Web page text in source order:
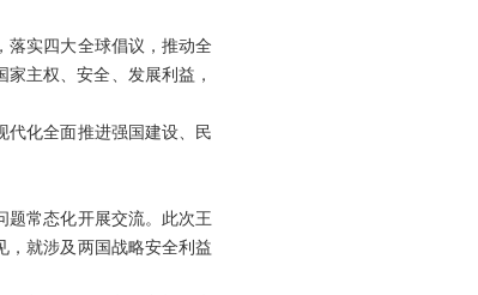
落实四大全球倡议，推动全
主权、安全、发展利益，
代化全面推进强国建设、民
题常态化开展交流。此次王
，就涉及两国战略安全利益